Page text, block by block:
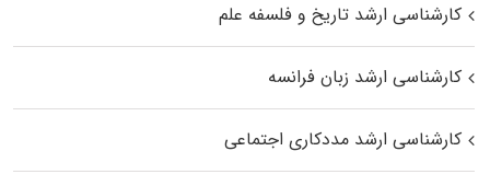
کارشناسی ارشد تاریخ و فلسفه علم
کارشناسی ارشد زبان فرانسه
کارشناسی ارشد مددکاری اجتماعی